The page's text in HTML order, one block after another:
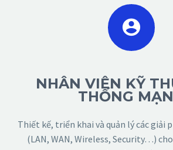


NHÂN VIÊN KỸ
THỐNG
Thiết kế, triển khai và quản lý các giải
(LAN, WAN, Wireless, Security…)